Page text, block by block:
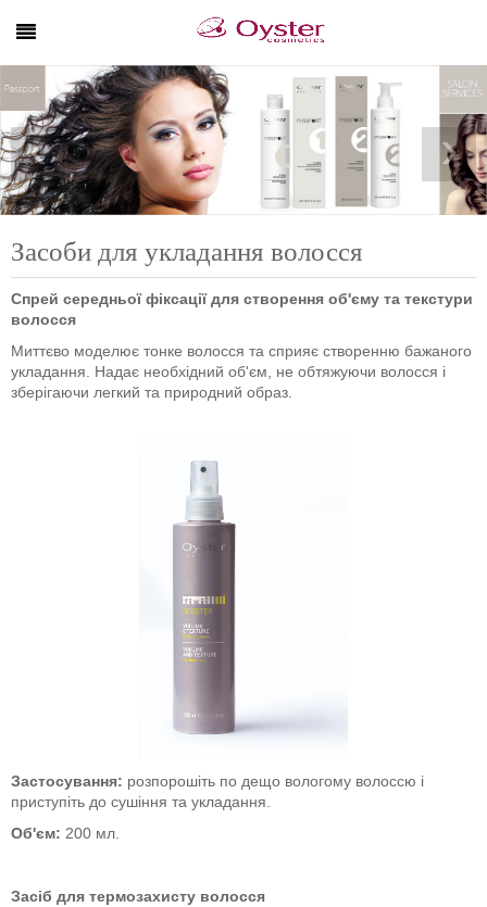
›
‹
Засоби для укладання волосся
Спрей середньої фіксації для створення об'єму та текстури
волосся
Миттєво моделює тонке волосся та сприяє створенню бажаного
укладання. Надає необхідний об'єм, не обтяжуючи волосся і
зберігаючи легкий та природний образ.
Застосування: розпорошіть по дещо вологому волоссю і
приступіть до сушіння та укладання.
Об'єм: 200 мл.
Засіб для термозахисту волосся